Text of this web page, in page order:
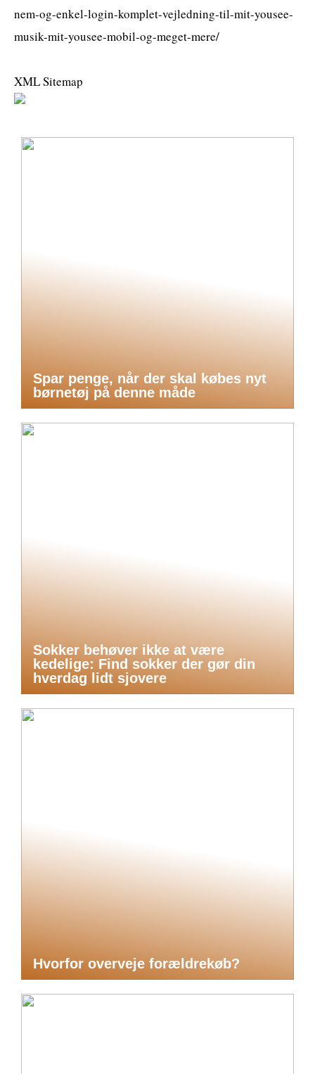
nem-og-enkel-login-komplet-vejledning-til-mit-yousee-
musik-mit-yousee-mobil-og-meget-mere/
XML Sitemap
Spar penge, når der skal købes nyt
børnetøj på denne måde
Sokker behøver ikke at være
kedelige: Find sokker der gør din
hverdag lidt sjovere
Hvorfor overveje forældrekøb?